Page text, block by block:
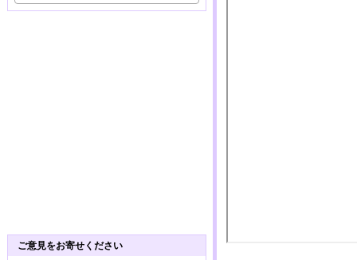
ご意見をお寄せください